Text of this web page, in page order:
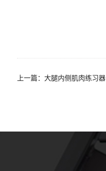
上一篇：大腿内侧肌肉练习器